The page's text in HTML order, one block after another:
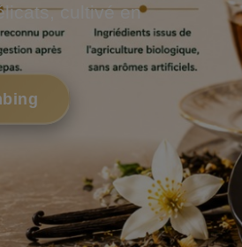
cultivé en